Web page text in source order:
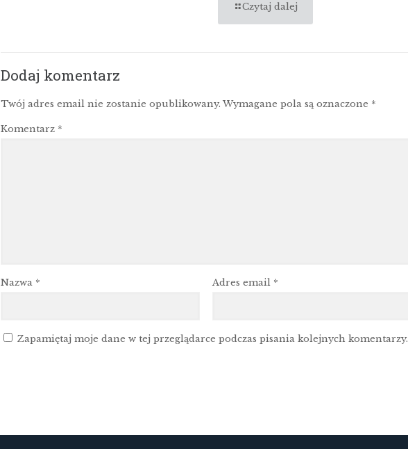
Czytaj dalej
Dodaj komentarz
Twój adres email nie zostanie opublikowany. Wymagane pola są oznaczone *
Komentarz *
Nazwa * Adres email *
Zapamiętaj moje dane w tej przeglądarce podczas pisania kolejnych komentarzy.